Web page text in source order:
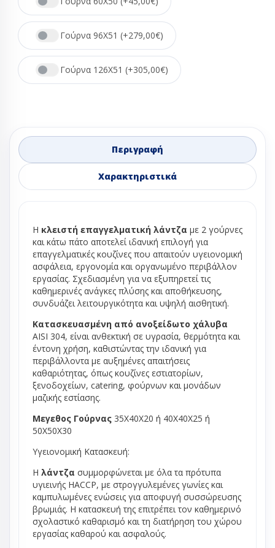
Γούρνα 96Χ51 (+279,00€)
Γούρνα 126Χ51 (+305,00€)
Περιγραφή
Χαρακτηριστικά
Η κλειστή επαγγελματική λάντζα με 2 γούρνες
και κάτω πάτο αποτελεί ιδανική επιλογή για
επαγγελματικές κουζίνες που απαιτούν υγειονομική
ασφάλεια, εργονομία και οργανωμένο περιβάλλον
εργασίας. Σχεδιασμένη για να εξυπηρετεί τις
καθημερινές ανάγκες πλύσης και αποθήκευσης,
συνδυάζει λειτουργικότητα και υψηλή αισθητική.
Κατασκευασμένη από ανοξείδωτο χάλυβα
AISI 304, είναι ανθεκτική σε υγρασία, θερμότητα και
έντονη χρήση, καθιστώντας την ιδανική για
περιβάλλοντα με αυξημένες απαιτήσεις
καθαριότητας, όπως κουζίνες εστιατορίων,
ξενοδοχείων, catering, φούρνων και μονάδων
μαζικής εστίασης.
Mεγεθος Γούρνας 35Χ40Χ20 ή 40Χ40Χ25 ή
50Χ50Χ30
Υγειονομική Κατασκευή:
Η λάντζα συμμορφώνεται με όλα τα πρότυπα
υγιεινής HACCP, με στρογγυλεμένες γωνίες και
καμπυλωμένες ενώσεις για αποφυγή συσσώρευσης
βρωμιάς. Η κατασκευή της επιτρέπει τον καθημερινό
σχολαστικό καθαρισμό και τη διατήρηση του χώρου
εργασίας καθαρού και ασφαλούς.